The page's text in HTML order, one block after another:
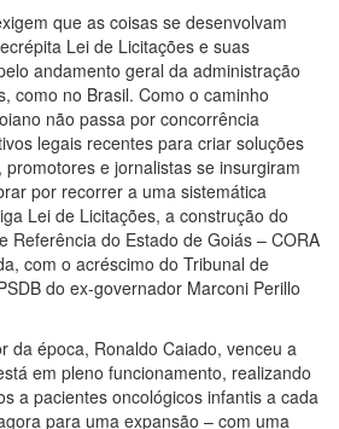
que as coisas se desenvolvam
Lei de Licitações e suas
andamento geral da administração
como no Brasil. Como o caminho
não passa por concorrência
legais recentes para criar soluções
e jornalistas se insurgiram
por recorrer a uma sistemática
Lei de Licitações, a construção do
Referência do Estado de Goiás – CORA
com o acréscimo do Tribunal de
do ex-governador Marconi Perillo
da época, Ronaldo Caiado, venceu a
em pleno funcionamento, realizando
a pacientes oncológicos infantis a cada
para uma expansão – com uma